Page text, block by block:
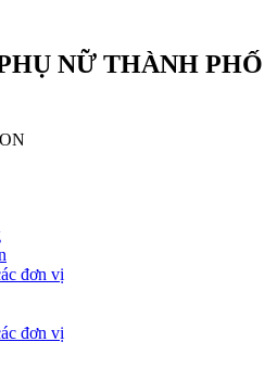
NỮ THÀNH PHỐ
đơn vị
đơn vị